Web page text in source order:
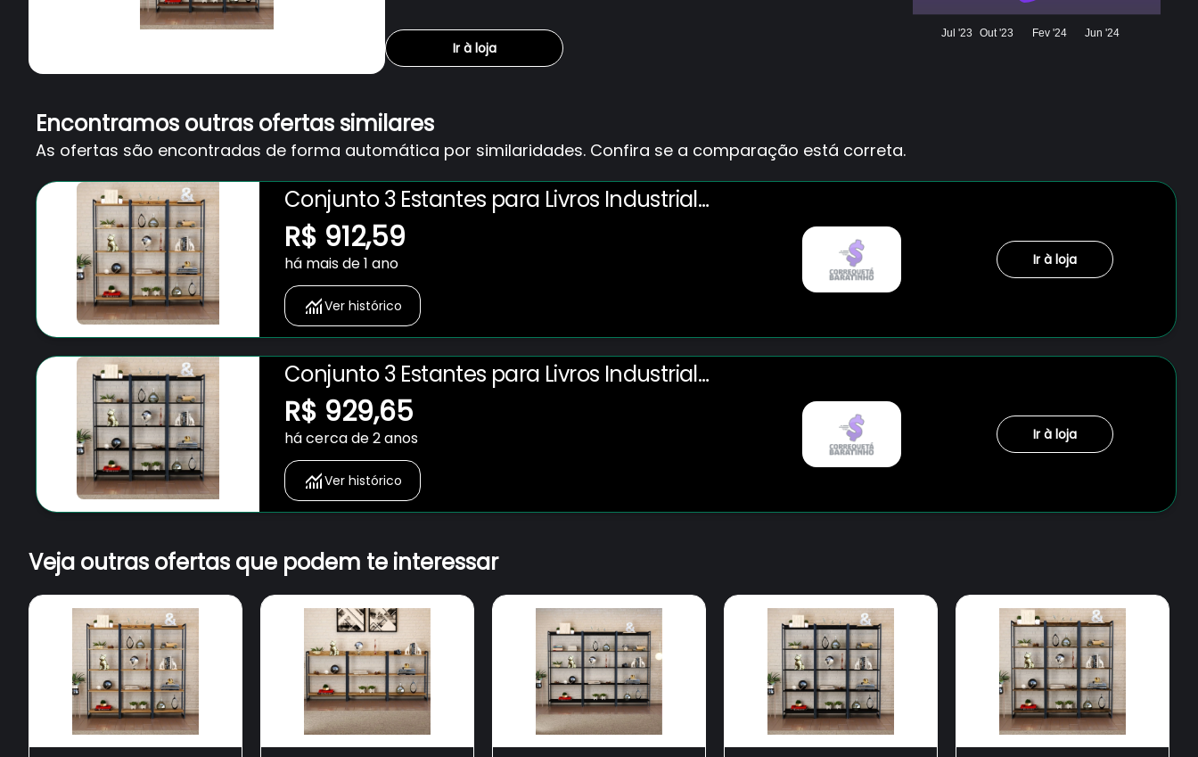
Ir à loja
Jul '23 Out '23 Fev '24 Jun '24
Encontramos outras ofertas similares
As ofertas são encontradas de forma automática por similaridades. Confira se a comparação está correta.
Conjunto 3 Estantes para Livros Industrial
Aço Multiuso 15 Prateleiras Active Yescasa
R$ 912,59
há mais de 1 ano
Ver histórico
Ir à loja
Conjunto 3 Estantes para Livros Industrial
Aço Multiuso 15 Prateleiras Active Yescasa
R$ 929,65
há cerca de 2 anos
Ver histórico
Ir à loja
Veja outras ofertas que podem te interessar